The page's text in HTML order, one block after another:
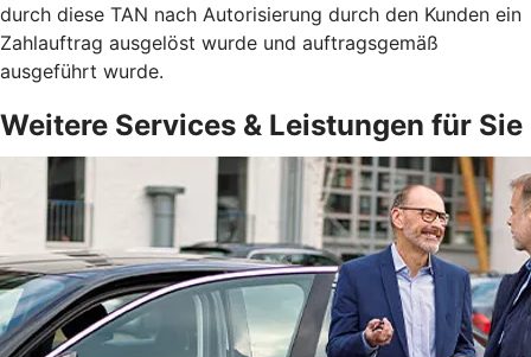
durch diese TAN nach Autorisierung durch den Kunden ein
Zahlauftrag ausgelöst wurde und auftragsgemäß
ausgeführt wurde.
Weitere Services & Leistungen für Sie